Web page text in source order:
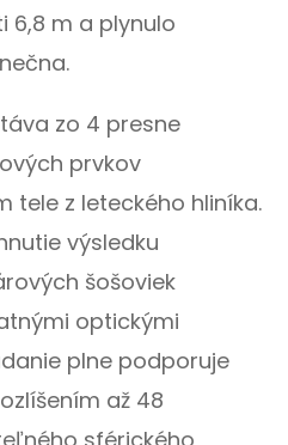
6,8 m a plynulo
zo 4 presne
prvkov
tele z leteckého hliníka.
výsledku
šošoviek
optickými
plne podporuje
až 48